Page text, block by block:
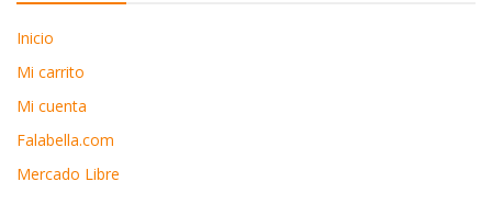
Inicio
Mi carrito
Mi cuenta
Falabella.com
Mercado Libre